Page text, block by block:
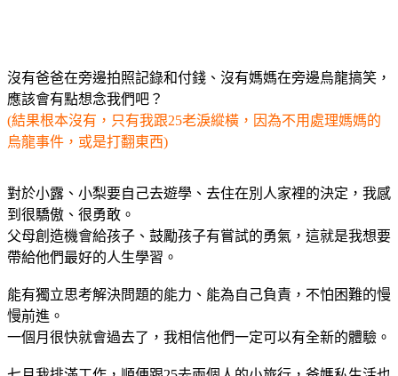
沒有爸爸在旁邊拍照記錄和付錢、沒有媽媽在旁邊烏龍搞笑，
應該會有點想念我們吧？
(結果根本沒有，只有我跟25老淚縱橫，因為不用處理媽媽的
烏龍事件，或是打翻東西)
對於小露、小梨要自己去遊學、去住在別人家裡的決定，我感
到很驕傲、很勇敢。
父母創造機會給孩子、鼓勵孩子有嘗試的勇氣，這就是我想要
帶給他們最好的人生學習。
能有獨立思考解決問題的能力、能為自己負責，不怕困難的慢
慢前進。
一個月很快就會過去了，我相信他們一定可以有全新的體驗。